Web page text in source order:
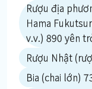
Rượu địa
Hama
v.v.) 890 yên
Rượu Nhật
Bia (chai lớn)